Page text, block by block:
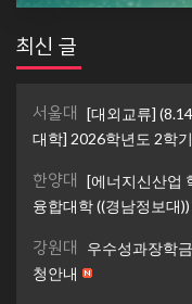
최신 글
서울대 [대외교류]
대학] 2026학년도 2학
한양대 [에너지신산업
융합대학 ((경남정보대
강원대
우수성과장학
청안내